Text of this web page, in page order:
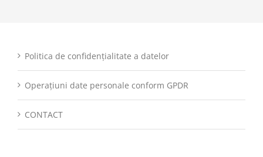
Politica de confidențialitate a datelor
Operațiuni date personale conform GPDR
CONTACT